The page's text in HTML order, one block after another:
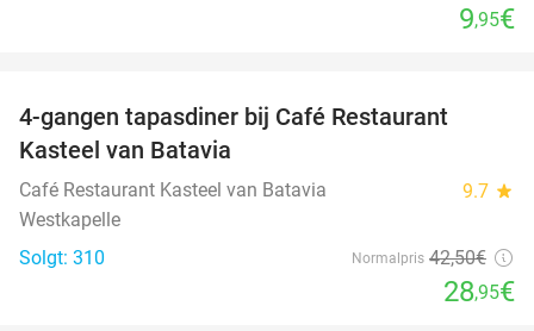
9,95€
4-gangen tapasdiner bij Café Restaurant
Kasteel van Batavia
Café Restaurant Kasteel van Batavia 9.7 star
Westkapelle
Solgt: 310
Normalpris 42,50€
28,95€